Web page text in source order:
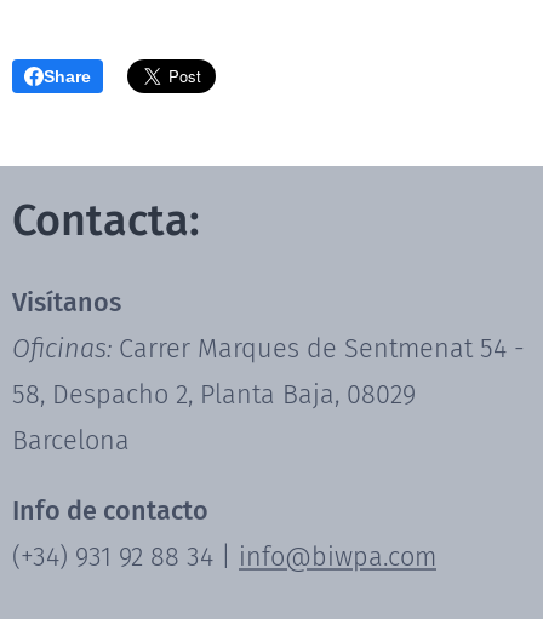
Share
Contacta:
Visítanos
Oficinas: Carrer Marques de Sentmenat 54 -
58, Despacho 2, Planta Baja, 08029
Barcelona
Info de contacto
(+34) 931 92 88 34 | info@biwpa.com